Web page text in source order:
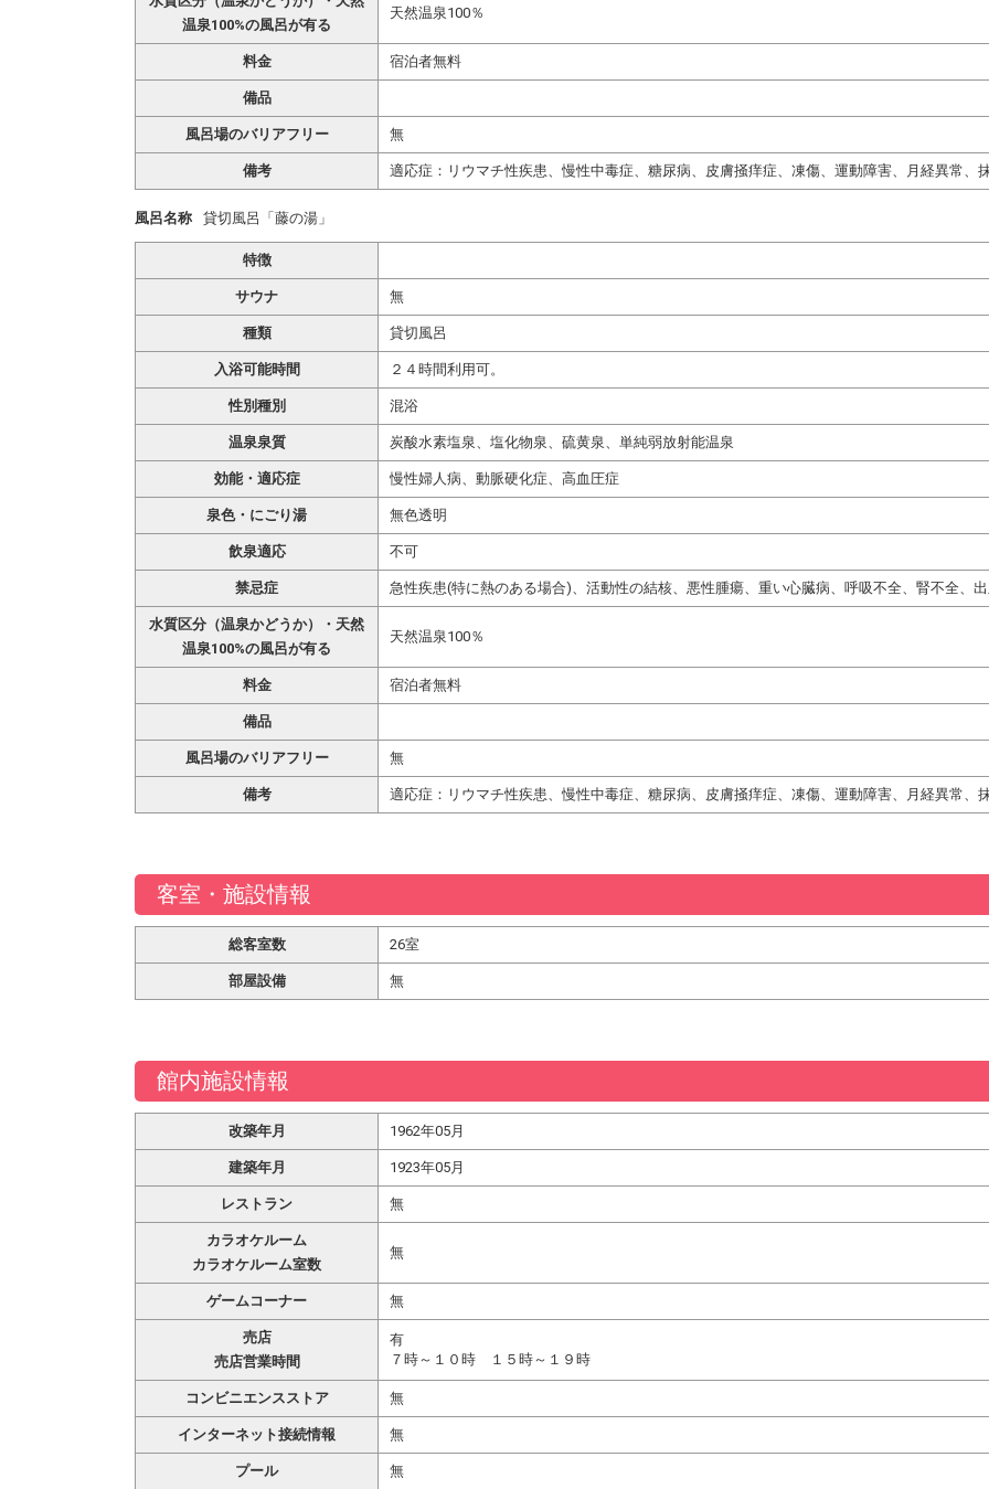
温泉100%の風呂が有る
天然温泉100％
料金 宿泊者無料
備品
風呂場のバリアフリー 無
備考 適応症：リウマチ性疾患、慢性中毒症、糖尿病、皮膚掻痒症、凍傷、運動障害、月経異常、
風呂名称 貸切風呂「藤の湯」
特徴
サウナ 無
種類 貸切風呂
入浴可能時間 ２４時間利用可。
性別種別 混浴
温泉泉質 炭酸水素塩泉、塩化物泉、硫黄泉、単純弱放射能温泉
効能・適応症 慢性婦人病、動脈硬化症、高血圧症
泉色・にごり湯 無色透明
飲泉適応 不可
禁忌症 急性疾患(特に熱のある場合)、活動性の結核、悪性腫瘍、重い心臓病、呼吸不全、腎不全、
水質区分（温泉かどうか）・天然
温泉100%の風呂が有る
天然温泉100％
料金 宿泊者無料
備品
風呂場のバリアフリー 無
備考 適応症：リウマチ性疾患、慢性中毒症、糖尿病、皮膚掻痒症、凍傷、運動障害、月経異常、
客室・施設情報
総客室数 26室
部屋設備 無
館内施設情報
改築年月 1962年05月
建築年月 1923年05月
レストラン 無
カラオケルーム
カラオケルーム室数
無
ゲームコーナー 無
売店
売店営業時間
有
７時～１０時 １５時～１９時
コンビニエンスストア 無
インターネット接続情報 無
プール 無